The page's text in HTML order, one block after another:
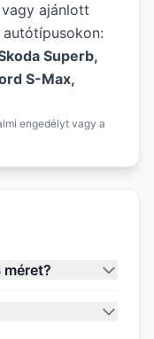
ajánlott
Superb,
S-Max,
engedélyt vagy a